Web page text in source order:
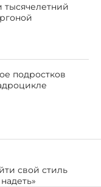
тысячелетний
подростков
свой стиль